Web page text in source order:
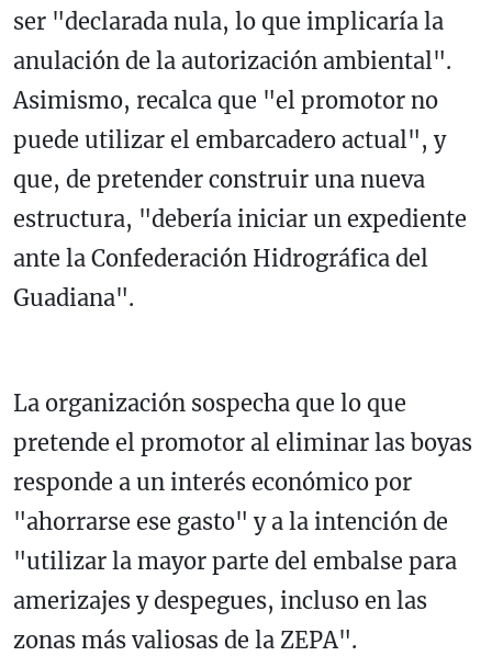
ser "declarada nula, lo que implicaría la
anulación de la autorización ambiental".
Asimismo, recalca que "el promotor no
puede utilizar el embarcadero actual", y
que, de pretender construir una nueva
estructura, "debería iniciar un expediente
ante la Confederación Hidrográfica del
Guadiana".
La organización sospecha que lo que
pretende el promotor al eliminar las boyas
responde a un interés económico por
"ahorrarse ese gasto" y a la intención de
"utilizar la mayor parte del embalse para
amerizajes y despegues, incluso en las
zonas más valiosas de la ZEPA".